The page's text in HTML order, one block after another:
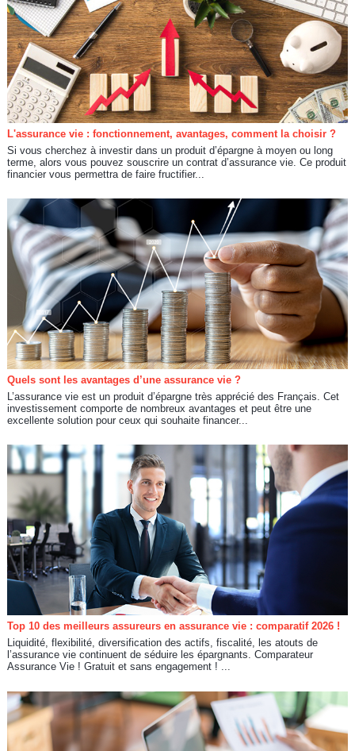
L'assurance vie : fonctionnement, avantages, comment la choisir ?
Si vous cherchez à investir dans un produit d’épargne à moyen ou long
terme, alors vous pouvez souscrire un contrat d’assurance vie. Ce produit
financier vous permettra de faire fructifier...
Quels sont les avantages d’une assurance vie ?
L’assurance vie est un produit d’épargne très apprécié des Français. Cet
investissement comporte de nombreux avantages et peut être une
excellente solution pour ceux qui souhaite financer...
Top 10 des meilleurs assureurs en assurance vie : comparatif 2026 !
Liquidité, flexibilité, diversification des actifs, fiscalité, les atouts de
l’assurance vie continuent de séduire les épargnants. Comparateur
Assurance Vie ! Gratuit et sans engagement ! ...